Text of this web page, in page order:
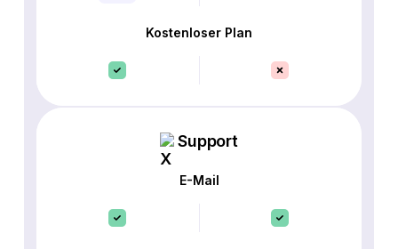
Kostenloser Plan
Support
E-Mail